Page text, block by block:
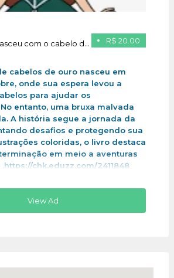
R$ 20.00
A menina que nasceu com o cabelo de ouro
cabelos de ouro nasceu em
onde sua espera levou a
para ajudar os
entanto, uma bruxa malvada
A história segue a jornada da
desafios e protegendo sua
coloridas, o livro destaca
em meio a aventuras
chk.eduzz.com/2411848
View Ad